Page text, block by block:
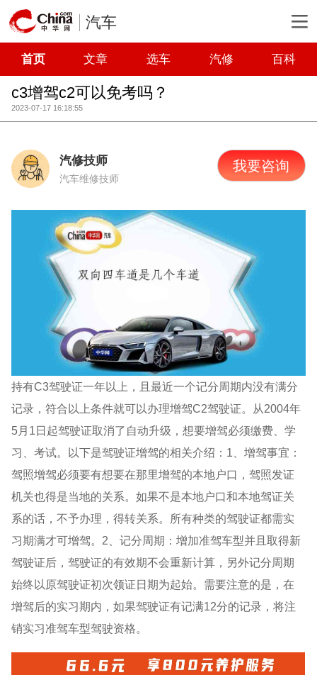
汽车
首页 文章 选车 汽修 百科
c3增驾c2可以免考吗？
2023-07-17 16:18:55
汽修技师
汽车维修技师
我要咨询
持有C3驾驶证一年以上，且最近一个记分周期内没有满分
记录，符合以上条件就可以办理增驾C2驾驶证。从2004年
5月1日起驾驶证取消了自动升级，想要增驾必须缴费、学
习、考试。以下是驾驶证增驾的相关介绍：1、增驾事宜：
驾照增驾必须要有想要在那里增驾的本地户口，驾照发证
机关也得是当地的关系。如果不是本地户口和本地驾证关
系的话，不予办理，得转关系。所有种类的驾驶证都需实
习期满才可增驾。2、记分周期：增加准驾车型并且取得新
驾驶证后，驾驶证的有效期不会重新计算，另外记分周期
始终以原驾驶证初次领证日期为起始。需要注意的是，在
增驾后的实习期内，如果驾驶证有记满12分的记录，将注
销实习准驾车型驾驶资格。